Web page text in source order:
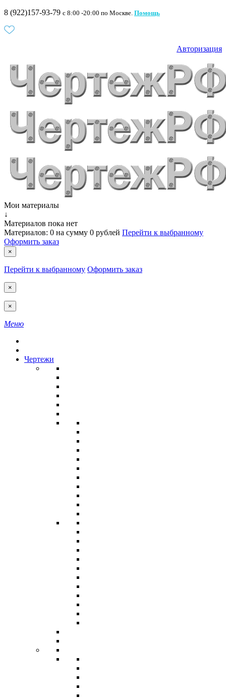
8 (922)157-93-79 c 8:00 -20:00 по Москве. Помощь
Авторизация
Мои материалы
↓
Материалов пока нет
Материалов: 0 на сумму 0 рублей Перейти к выбранному
Оформить заказ
×
Перейти к выбранному Оформить заказ
×
×
Меню
Чертежи